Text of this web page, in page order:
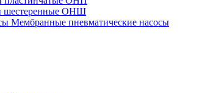
шестеренные ОНШ
Мембранные пневматические насосы